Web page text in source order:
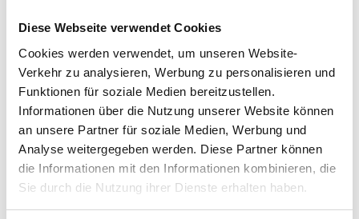
Diese Webseite verwendet Cookies
Cookies werden verwendet, um unseren Website-
Verkehr zu analysieren, Werbung zu personalisieren und
Funktionen für soziale Medien bereitzustellen.
Informationen über die Nutzung unserer Website können
an unsere Partner für soziale Medien, Werbung und
Analyse weitergegeben werden. Diese Partner können
die Informationen mit den Informationen kombinieren, die
Sie durch die Nutzung ihrer Dienste erhalten haben.
287x287x600 mm – 3
oder 4 Taschen
Dieser synthetische Taschenfilter
in der Größe
287x287x600 mmmit3 oder 4 Taschenwurde für
einezuverlässige Feinstaubfiltrationin
professionellen RLT-Anlagen entwickelt.
Das
formstabile, synthetische Filtermedium
gewährleistet einen stabilen Luftstrom und eine
gute Staubspeicherkapazität. Dadurch eignet sich
dieser Filter fürBüro- und Verwaltungsgebäude,